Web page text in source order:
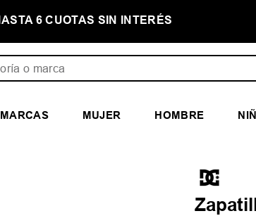
PRIMER CAMBIO GRATIS
MARCAS MUJER HOMBRE